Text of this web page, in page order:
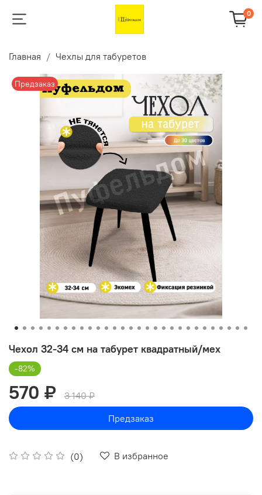
0
Главная Чехлы для табуретов
Предзаказ
Чехол 32-34 см на табурет квадратный/мех
(0) В избранное
-82%
570 ₽
3 140 ₽
Предзаказ